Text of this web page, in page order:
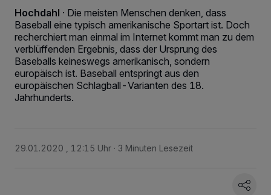
Hochdahl · Die meisten Menschen denken, dass
Baseball eine typisch amerikanische Sportart ist. Doch
recherchiert man einmal im Internet kommt man zu dem
verblüffenden Ergebnis, dass der Ursprung des
Baseballs keineswegs amerikanisch, sondern
europäisch ist. Baseball entspringt aus den
europäischen Schlagball-Varianten des 18.
Jahrhunderts.
29.01.2020 , 12:15 Uhr 3 Minuten Lesezeit
Kennungen auf Ihrem Gerät zu. Durch Auswahl von OK aktivieren Sie